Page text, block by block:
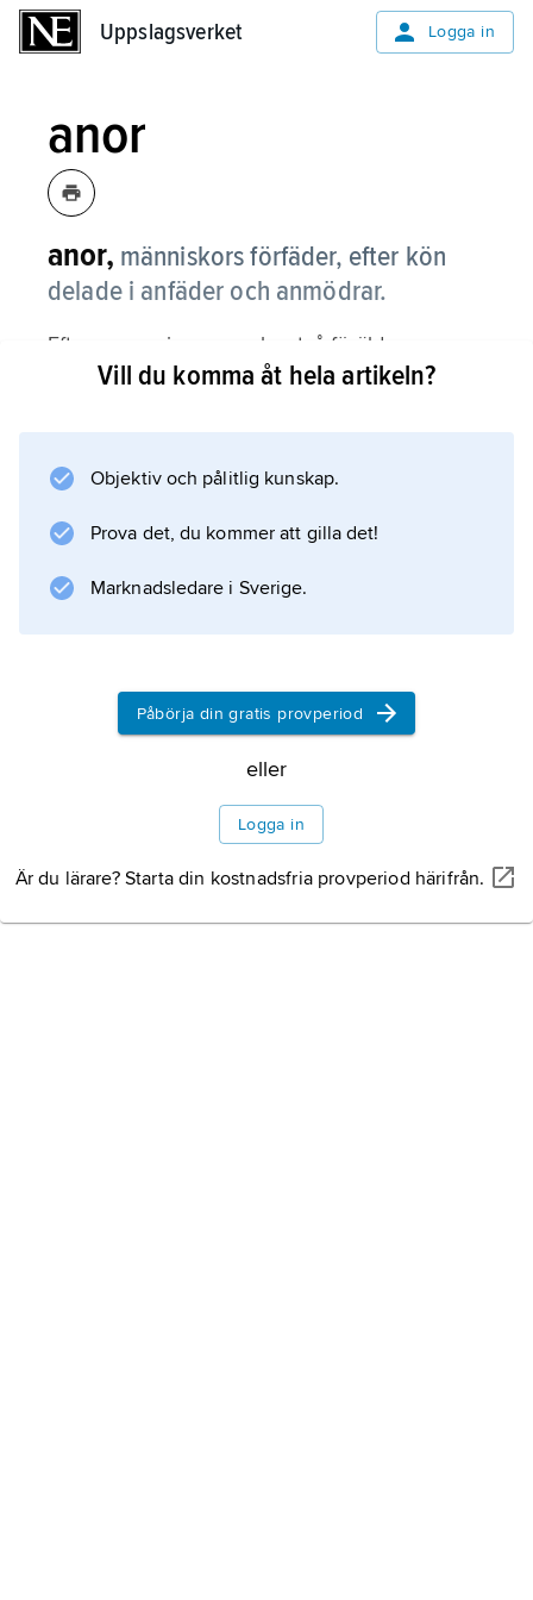
Uppslagsverket Logga in
anor
anor, människors förfäder, efter kön
delade i anfäder och anmödrar.
Eftersom varje person har två föräldrar,
fördubblas antalet anor med varje led bakåt.
verkliga antalet anor mindre än det teoretiska
anförlust
Anförskjutning
Litteraturanvisning
Vill du komma åt hela artikeln?
Objektiv och pålitlig kunskap.
Prova det, du kommer att gilla det!
Marknadsledare i Sverige.
Påbörja din gratis provperiod
eller
Logga in
Är du lärare? Starta din kostnadsfria provperiod härifrån.